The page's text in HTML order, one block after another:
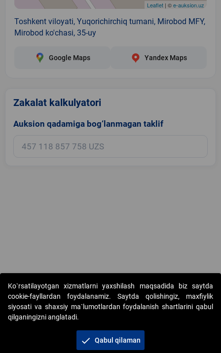
Leaflet | ©e-auksion.uz
Toshkent viloyati, Yuqorichirchiq tumani, Mirobod MFY,
Mirobod ko'chasi, 35-uy
Google Maps Yandex Maps
Zakalat kalkulyatori
Auksion qadamiga bog‘lanmagan taklif
Copyright © 2017-2026. "Elektron onlayn-auksionlarni tashkil etish"
AJ. Barcha huquqlar himoyalangan
+998 71 202-21-11
Ko`rsatilayotgan xizmatlarni yaxshilash maqsadida biz saytda
cookie-fayllardan foydalanamiz. Saytda qolishingiz, maxfiylik
siyosati va shaxsiy ma`lumotlardan foydalanish shartlarini qabul
qilganingizni anglatadi.
check Qabul qilaman